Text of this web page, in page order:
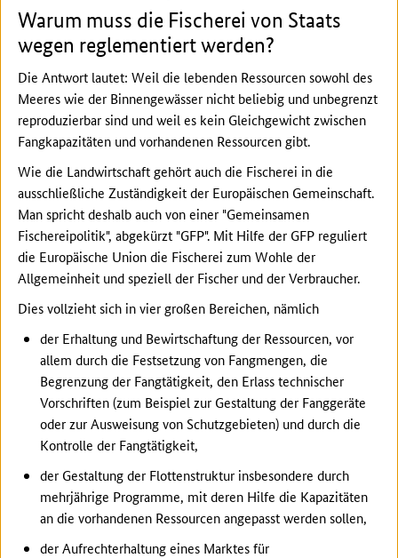
Warum muss die Fischerei von Staats
wegen reglementiert werden?
Die Antwort lautet: Weil die lebenden Ressourcen sowohl des
Meeres wie der Binnengewässer nicht beliebig und unbegrenzt
reproduzierbar sind und weil es kein Gleichgewicht zwischen
Fangkapazitäten und vorhandenen Ressourcen gibt.
Wie die Landwirtschaft gehört auch die Fischerei in die
ausschließliche Zuständigkeit der Europäischen Gemeinschaft.
Man spricht deshalb auch von einer "Gemeinsamen
Fischereipolitik", abgekürzt "GFP". Mit Hilfe der GFP reguliert
die Europäische Union die Fischerei zum Wohle der
Allgemeinheit und speziell der Fischer und der Verbraucher.
Dies vollzieht sich in vier großen Bereichen, nämlich
der Erhaltung und Bewirtschaftung der Ressourcen, vor
allem durch die Festsetzung von Fangmengen, die
Begrenzung der Fangtätigkeit, den Erlass technischer
Vorschriften (zum Beispiel zur Gestaltung der Fanggeräte
oder zur Ausweisung von Schutzgebieten) und durch die
Kontrolle der Fangtätigkeit,
der Gestaltung der Flottenstruktur insbesondere durch
mehrjährige Programme, mit deren Hilfe die Kapazitäten
an die vorhandenen Ressourcen angepasst werden sollen,
der Aufrechterhaltung eines Marktes für